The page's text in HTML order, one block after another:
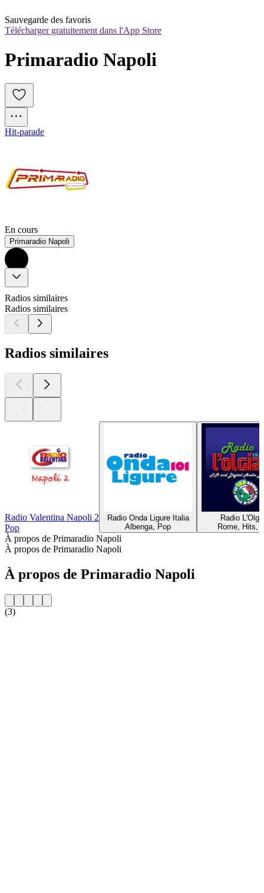
Sauvegarde des favoris
Télécharger gratuitement dans l'App Store
Primaradio Napoli
Hit-parade
En cours
Primaradio Napoli
Radios similaires
Radios similaires
Radios similaires
Radio Valentina Napoli 2
Pop
Radio Onda Ligure Italia
Albenga, Pop
Radio
Rome, Hits,
À propos de Primaradio Napoli
À propos de Primaradio Napoli
À propos de Primaradio Napoli
(3)